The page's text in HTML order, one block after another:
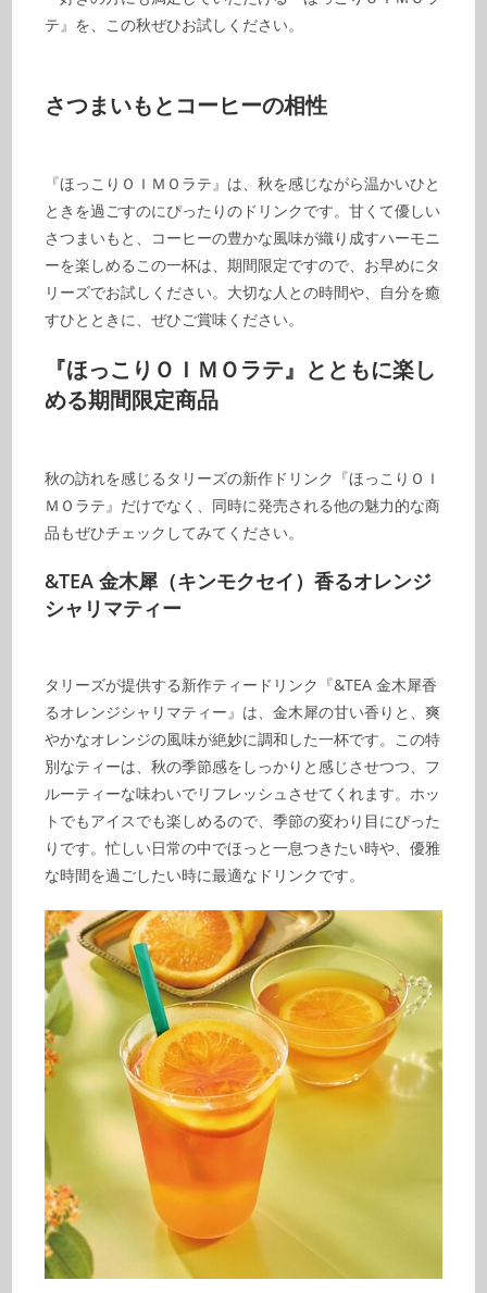
テ』を、この秋ぜひお試しください。
さつまいもとコーヒーの相性
『ほっこりＯＩＭＯラテ』は、秋を感じながら温かいひと
ときを過ごすのにぴったりのドリンクです。甘くて優しい
さつまいもと、コーヒーの豊かな風味が織り成すハーモニ
ーを楽しめるこの一杯は、期間限定ですので、お早めにタ
リーズでお試しください。大切な人との時間や、自分を癒
すひとときに、ぜひご賞味ください。
『ほっこりＯＩＭＯラテ』とともに楽し
める期間限定商品
秋の訪れを感じるタリーズの新作ドリンク『ほっこりＯＩ
ＭＯラテ』だけでなく、同時に発売される他の魅力的な商
品もぜひチェックしてみてください。
&TEA 金木犀（キンモクセイ）香るオレンジ
シャリマティー
タリーズが提供する新作ティードリンク『&TEA 金木犀香
るオレンジシャリマティー』は、金木犀の甘い香りと、爽
やかなオレンジの風味が絶妙に調和した一杯です。この特
別なティーは、秋の季節感をしっかりと感じさせつつ、フ
ルーティーな味わいでリフレッシュさせてくれます。ホッ
トでもアイスでも楽しめるので、季節の変わり目にぴった
りです。忙しい日常の中でほっと一息つきたい時や、優雅
な時間を過ごしたい時に最適なドリンクです。